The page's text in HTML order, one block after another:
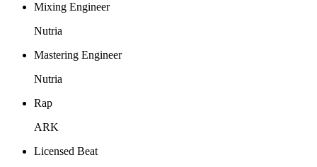
Mixing Engineer
Nutria
Mastering Engineer
Nutria
Rap
ARK
Licensed Beat